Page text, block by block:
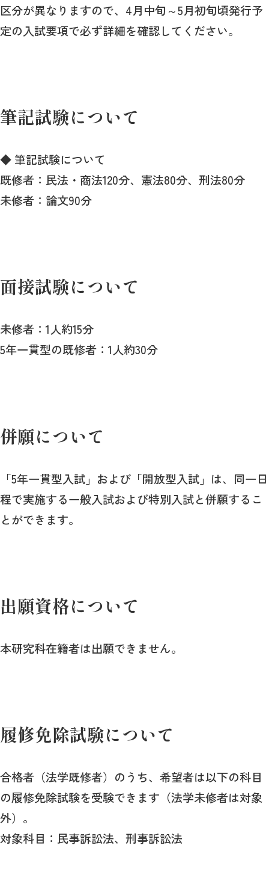
区分が異なりますので、4月中旬～5月初旬頃発行予
定の入試要項で必ず詳細を確認してください。
筆記試験について
◆ 筆記試験について
既修者：民法・商法120分、憲法80分、刑法80分
未修者：論文90分
面接試験について
未修者：1人約15分
5年一貫型の既修者：1人約30分
併願について
「5年一貫型入試」および「開放型入試」は、同一日
程で実施する一般入試および特別入試と併願するこ
とができます。
出願資格について
本研究科在籍者は出願できません。
履修免除試験について
合格者（法学既修者）のうち、希望者は以下の科目
の履修免除試験を受験できます（法学未修者は対象
外）。
対象科目：民事訴訟法、刑事訴訟法